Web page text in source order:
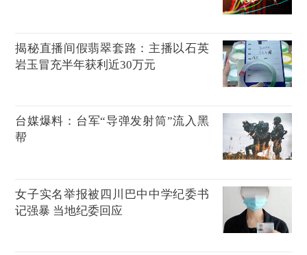
揭秘直播间假翡翠套路：主播以石英
岩玉冒充半年获利近30万元
台媒爆料：台军“导弹发射筒”流入黑
帮
女子实名举报被四川巴中中学纪委书
记强暴 当地纪委回应